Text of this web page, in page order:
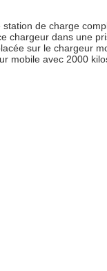
de charge
dans une
sur le chargeur
mobile avec 2000